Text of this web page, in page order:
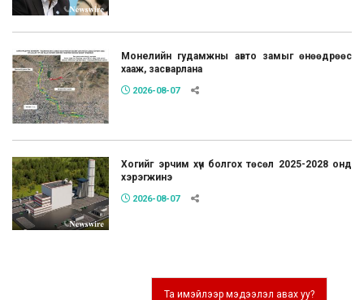
Монелийн гудамжны авто замыг өнөөдрөөс
хааж, засварлана
2026-08-07
Хогийг эрчим хүч болгох төсөл 2025-2028 онд
хэрэгжинэ
2026-08-07
Та имэйлээр мэдээлэл авах уу?